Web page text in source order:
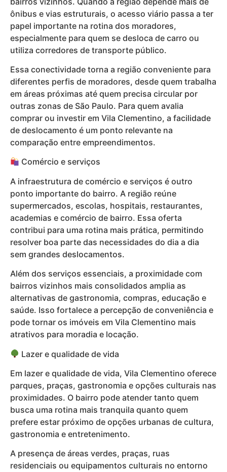
ônibus e vias estruturais, o acesso viário passa a ter
papel importante na rotina dos moradores,
especialmente para quem se desloca de carro ou
utiliza corredores de transporte público.
Essa conectividade torna a região conveniente para
diferentes perfis de moradores, desde quem trabalha
em áreas próximas até quem precisa circular por
outras zonas de São Paulo. Para quem avalia
comprar ou investir em Vila Clementino, a facilidade
de deslocamento é um ponto relevante na
comparação entre empreendimentos.
Comércio e serviços
A infraestrutura de comércio e serviços é outro
ponto importante do bairro. A região reúne
supermercados, escolas, hospitais, restaurantes,
academias e comércio de bairro. Essa oferta
contribui para uma rotina mais prática, permitindo
resolver boa parte das necessidades do dia a dia
sem grandes deslocamentos.
Além dos serviços essenciais, a proximidade com
bairros vizinhos mais consolidados amplia as
alternativas de gastronomia, compras, educação e
saúde. Isso fortalece a percepção de conveniência e
pode tornar os imóveis em Vila Clementino mais
atrativos para moradia e locação.
Lazer e qualidade de vida
Em lazer e qualidade de vida, Vila Clementino oferece
parques, praças, gastronomia e opções culturais nas
proximidades. O bairro pode atender tanto quem
busca uma rotina mais tranquila quanto quem
prefere estar próximo de opções urbanas de cultura,
gastronomia e entretenimento.
A presença de áreas verdes, praças, ruas
residenciais ou equipamentos culturais no entorno